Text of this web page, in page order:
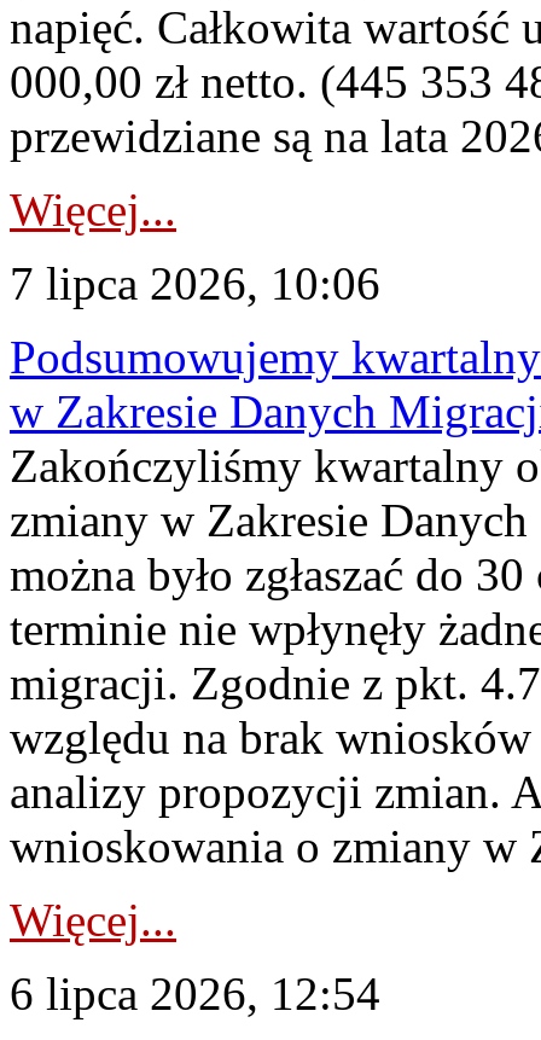
napięć. Całkowita
000,00 zł netto. (445 353
przewidziane są na lata
Więcej...
7 lipca 2026, 10:06
Podsumowujemy
w Zakresie Danych
Zakończyliśmy kwartalny
zmiany w Zakresie
można było zgłaszać do
terminie nie wpłynęły
migracji. Zgodnie z pkt.
względu na brak
analizy propozycji zmian.
wnioskowania o zmiany w
Więcej...
6 lipca 2026, 12:54